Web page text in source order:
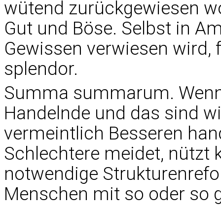
wütend zurückgewiesen
Gut und Böse. Selbst in
Gewissen verwiesen
splendor.
Summa summarum.
Handelnde und das sind
vermeintlich Besseren
Schlechtere meidet, nützt
notwendige
Menschen mit so oder so